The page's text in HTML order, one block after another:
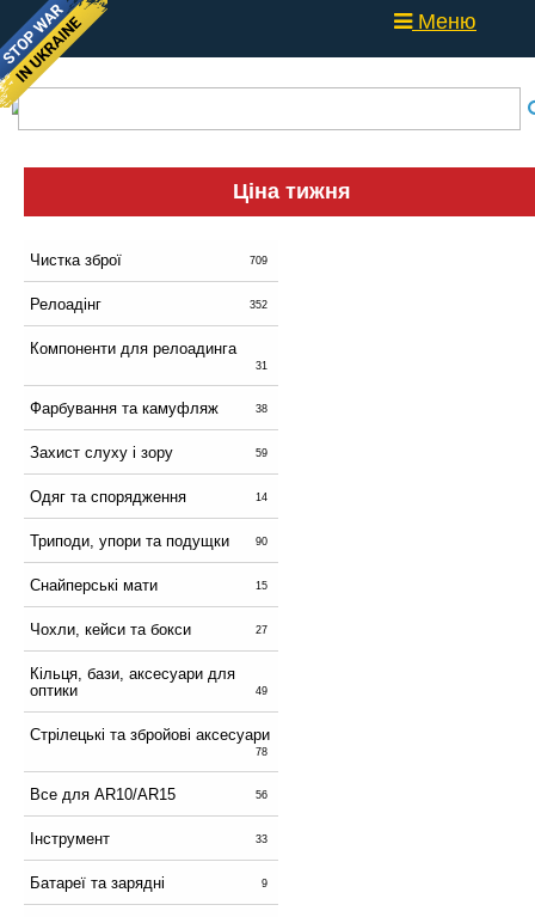
Меню
Ціна тижня
Чистка зброї 709
Релоадінг 352
Компоненти для релоадинга
31
Фарбування та камуфляж 38
Захист слуху і зору 59
Одяг та спорядження 14
Триподи, упори та подущки 90
Снайперські мати 15
Чохли, кейси та бокси 27
Кільця, бази, аксесуари для
оптики
49
Стрілецькі та збройові аксесуари
78
Все для AR10/AR15 56
Інструмент 33
Батареї та зарядні 9